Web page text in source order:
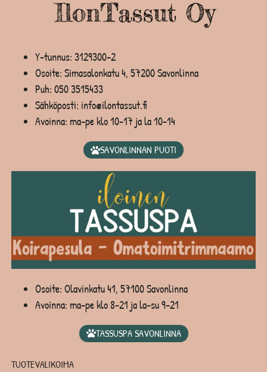
Y-tunnus: 3129300-2
Osoite: Simasalonkatu 4, 57200 Savonlinna
Puh: 050 3515433
Sähköposti: info@ilontassut.fi
Avoinna: ma-pe klo 10-17 ja la 10-14
SAVONLINNAN PUOTI
Osoite: Olavinkatu 41, 57100 Savonlinna
Avoinna: ma-pe klo 8-21 ja la-su 9-21
TASSUSPA SAVONLINNA
TUOTEVALIKOIMA